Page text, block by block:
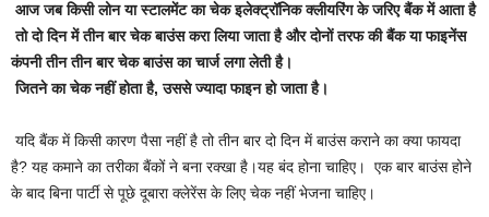
आज जब किसी लोन या स्टालमेंट का चेक इलेक्ट्रॉनिक क्लीयरिंग के जरिए बैंक में आता है
तो दो दिन में तीन बार चेक बाउंस करा लिया जाता है और दोनों तरफ की बैंक या फाइनेंस
कंपनी तीन तीन बार चेक बाउंस का चार्ज लगा लेती है।
जितने का चेक नहीं होता है, उससे ज्यादा फाइन हो जाता है।
यदि बैंक में किसी कारण पैसा नहीं है तो तीन बार दो दिन में बाउंस कराने का क्या फायदा
है? यह कमाने का तरीका बैंकों ने बना रक्खा है।यह बंद होना चाहिए। एक बार बाउंस होने
के बाद बिना पार्टी से पूछे दूबारा क्लेरेंस के लिए चेक नहीं भेजना चाहिए।